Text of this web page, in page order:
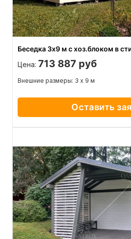
Беседка 3х9 м с хоз.блоком в
Цена: 713 887 руб
Внешние размеры: 3 х 9 м
Оставить